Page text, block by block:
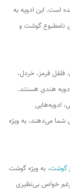
است. این ادویه به
نامطبوع گوشت و
فلفل قرمز، خردل،
هندی هستند.
ادویه‌هایی
می‌دهند، به ویژه
گوشت، به ویژه گوشت
خواص بی‌نظیری